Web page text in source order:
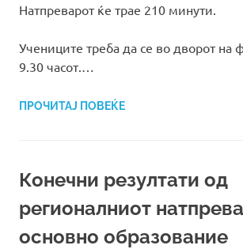
Натпреварот ќе трае 210 минути.
Учениците треба да се во дворот на
9.30 часот.…
ПРОЧИТАЈ ПОВЕЌЕ
Конечни резултати од
регионалниот
основно образование